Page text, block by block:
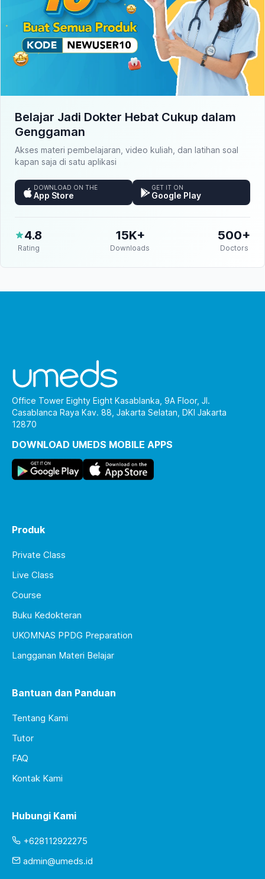
Belajar Jadi Dokter Hebat Cukup dalam
Genggaman
Akses materi pembelajaran, video kuliah, dan latihan soal
kapan saja di satu aplikasi
DOWNLOAD ON THE
App Store
GET IT ON
Google Play
4.8
Rating
15K+
Downloads
500+
Doctors
Office Tower Eighty Eight Kasablanka, 9A Floor, Jl.
Casablanca Raya Kav. 88, Jakarta Selatan, DKI Jakarta
12870
DOWNLOAD UMEDS MOBILE APPS
Produk
Private Class
Live Class
Course
Buku Kedokteran
UKOMNAS PPDG Preparation
Langganan Materi Belajar
Bantuan dan Panduan
Tentang Kami
Tutor
FAQ
Kontak Kami
Hubungi Kami
+628112922275
admin@umeds.id